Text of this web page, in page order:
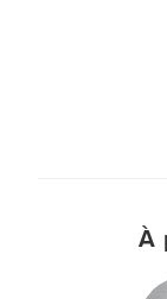
À